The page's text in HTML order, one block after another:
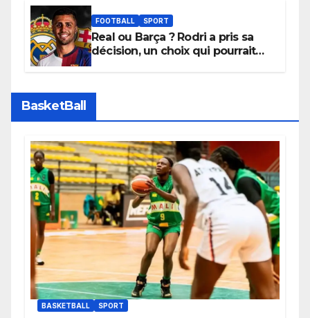
apaisées.
FOOTBALL SPORT
Real ou Barça ? Rodri a pris sa
décision, un choix qui pourrait
BasketBall
BASKETBALL SPORT